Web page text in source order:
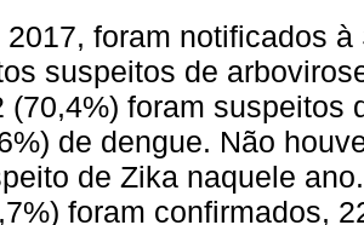
2017, foram notificados
suspeitos de
(70,4%) foram suspeitos
de dengue. Não
de Zika naquele
foram confirmados,